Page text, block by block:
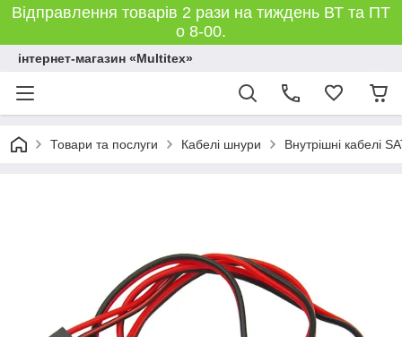
Відправлення товарів 2 рази на тиждень ВТ та ПТ
о 8-00.
інтернет-магазин «Multitex»
Товари та послуги Кабелі шнури Внутрішні кабелі